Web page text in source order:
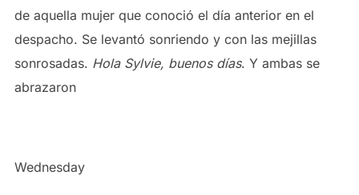
de aquella mujer que conoció el día anterior en el
despacho. Se levantó sonriendo y con las mejillas
sonrosadas. Hola Sylvie, buenos días. Y ambas se
abrazaron
Wednesday